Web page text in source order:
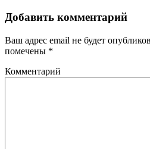
Добавить комментарий
Ваш адрес email не будет
помечены *
Комментарий